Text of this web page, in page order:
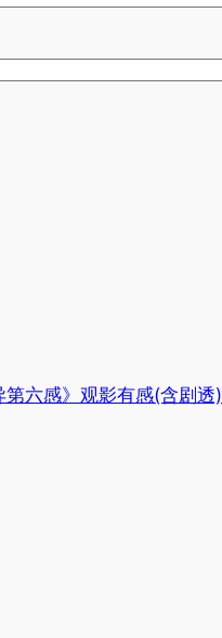
第六感》观影有感(含剧透)